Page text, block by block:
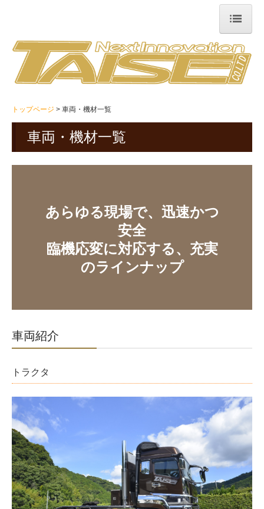
トップページ
会社概要
本社アクセス
平塚工場
事業紹介
建設用残土運搬・処分
建設機械修理・販売
建設機械組立
土木工事
車両・機材一覧
車両・機材一覧
車両紹介
保有車両一覧
トップページ 車両・機材一覧
車両・機材一覧
あらゆる現場で、迅速かつ
安全
臨機応変に対応する、充実
のラインナップ
車両紹介
トラクタ